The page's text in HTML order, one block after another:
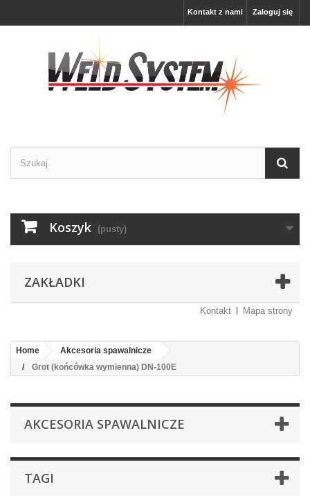
Zaloguj się
Kontakt z nami
Koszyk (pusty)
ZAKŁADKI
Kontakt Mapa strony
Home
Akcesoria spawalnicze
Grot (końcówka wymienna) DN-100E
AKCESORIA SPAWALNICZE
TAGI